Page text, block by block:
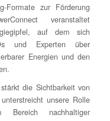
Formate zur Förderung
veranstaltet
auf dem sich
und Experten über
Energien und den
die Sichtbarkeit von
unsere Rolle
Bereich nachhaltiger